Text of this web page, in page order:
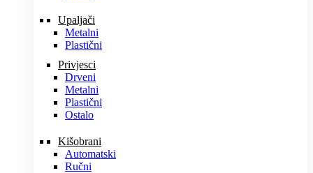
Upaljači
Metalni
Plastični
Privjesci
Drveni
Metalni
Plastični
Ostalo
Kišobrani
Automatski
Ručni